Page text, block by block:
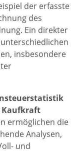
der erfasste
des
Ein direkter
insbesondere
Kaufkraft
ermöglichen die
Analysen,
und